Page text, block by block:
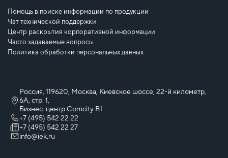
Помощь в поиске информации по продукции
Чат технической поддержки
Центр раскрытия корпоративной информации
Часто задаваемые вопросы
Политика обработки персональных данных
Россия, 119620, Москва, Киевское шоссе, 22-й километр,
6А, стр. 1,
Бизнес-центр Comcity B1
+7 (495) 542 22 22
+7 (495) 542 22 27
info@iek.ru